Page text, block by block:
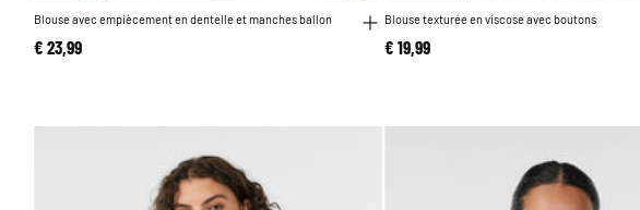
Blouse avec empiècement en dentelle et manches ballon
€ 23,99
Blouse texturée en viscose avec boutons
€ 19,99